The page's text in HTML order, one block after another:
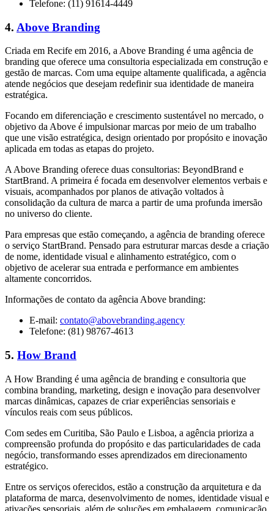
Telefone: (11) 91614-4449
4. Above Branding
Criada em Recife em 2016, a Above Branding é uma agência de
branding que oferece uma consultoria especializada em construção e
gestão de marcas. Com uma equipe altamente qualificada, a agência
atende negócios que desejam redefinir sua identidade de maneira
estratégica.
Focando em diferenciação e crescimento sustentável no mercado, o
objetivo da Above é impulsionar marcas por meio de um trabalho
que une visão estratégica, design orientado por propósito e inovação
aplicada em todas as etapas do projeto.
A Above Branding oferece duas consultorias: BeyondBrand e
StartBrand. A primeira é focada em desenvolver elementos verbais e
visuais, acompanhados por planos de ativação voltados à
consolidação da cultura de marca a partir de uma profunda imersão
no universo do cliente.
Para empresas que estão começando, a agência de branding oferece
o serviço StartBrand. Pensado para estruturar marcas desde a criação
de nome, identidade visual e alinhamento estratégico, com o
objetivo de acelerar sua entrada e performance em ambientes
altamente concorridos.
Informações de contato da agência Above branding:
E-mail: contato@abovebranding.agency
Telefone: (81) 98767-4613
5. How Brand
A How Branding é uma agência de branding e consultoria que
combina branding, marketing, design e inovação para desenvolver
marcas dinâmicas, capazes de criar experiências sensoriais e
vínculos reais com seus públicos.
Com sedes em Curitiba, São Paulo e Lisboa, a agência prioriza a
compreensão profunda do propósito e das particularidades de cada
negócio, transformando esses aprendizados em direcionamento
estratégico.
Entre os serviços oferecidos, estão a construção da arquitetura e da
plataforma de marca, desenvolvimento de nomes, identidade visual e
ativações sensoriais, além de soluções em embalagem, comunicação